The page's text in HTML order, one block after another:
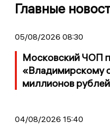
Главные
05/08/2026 08:30
Московский ЧОП
«Владимирскому
миллионов рублей
04/08/2026 15:40